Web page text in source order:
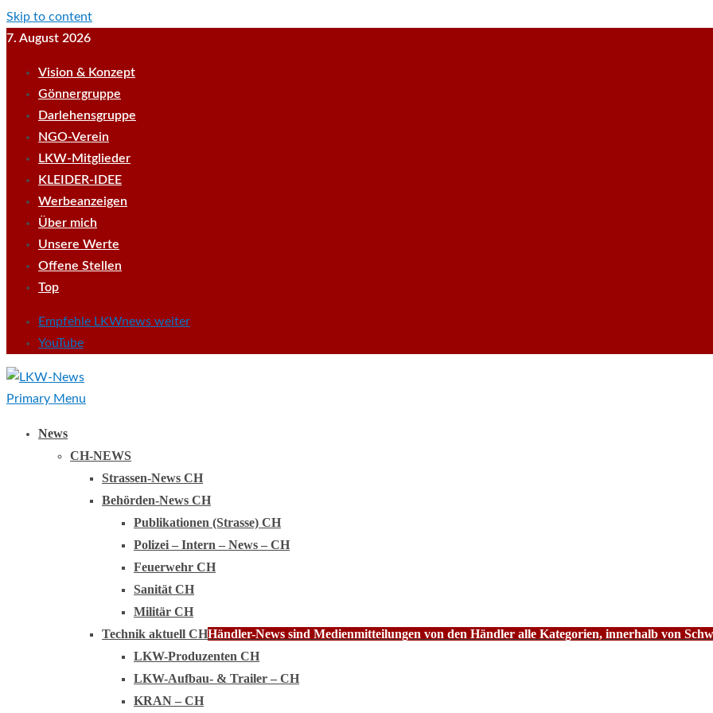
Skip to content
7. August 2026
Vision & Konzept
Gönnergruppe
Darlehensgruppe
NGO-Verein
LKW-Mitglieder
KLEIDER-IDEE
Werbeanzeigen
Über mich
Unsere Werte
Offene Stellen
Top
Empfehle LKWnews weiter
YouTube
Primary Menu
News
CH-NEWS
Strassen-News CH
Behörden-News CH
Publikationen (Strasse) CH
Polizei – Intern – News – CH
Feuerwehr CH
Sanität CH
Militär CH
Technik aktuell CHHändler-News sind Medienmitteilungen von den Händler alle Kategorien, innerhalb von
LKW-Produzenten CH
LKW-Aufbau- & Trailer – CH
KRAN – CH